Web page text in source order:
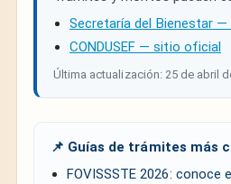
Secretaría del Bienestar
CONDUSEF — sitio oficial
Última actualización: 25 de abril
📌 Guías de trámites más
FOVISSSTE 2026: conoce